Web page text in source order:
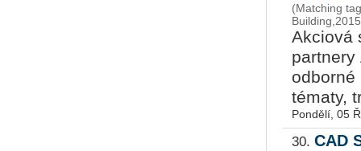
(Matching
Akciová
odborné
tématy,
Pondělí, 05
30. CAD